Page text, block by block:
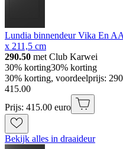
Lundia binnendeur Vika En
x 211,5 cm
290.50 met Club Karwei
30% korting30% korting
30% korting, voordeelprijs:
415.00
Prijs: 415.00 euro
Bekijk alles in draaideur